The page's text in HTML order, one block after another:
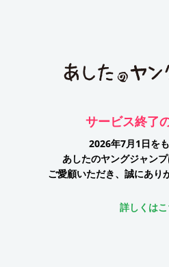
サービス終了
2026年7月1日をも
あしたのヤングジャンプ
ご愛顧いただき、誠にあり
詳しくは